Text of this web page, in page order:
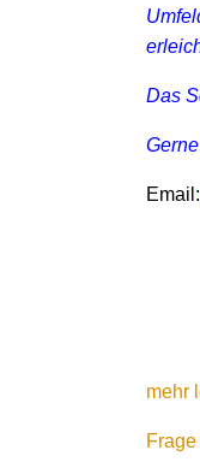
Das
Email:
mehr